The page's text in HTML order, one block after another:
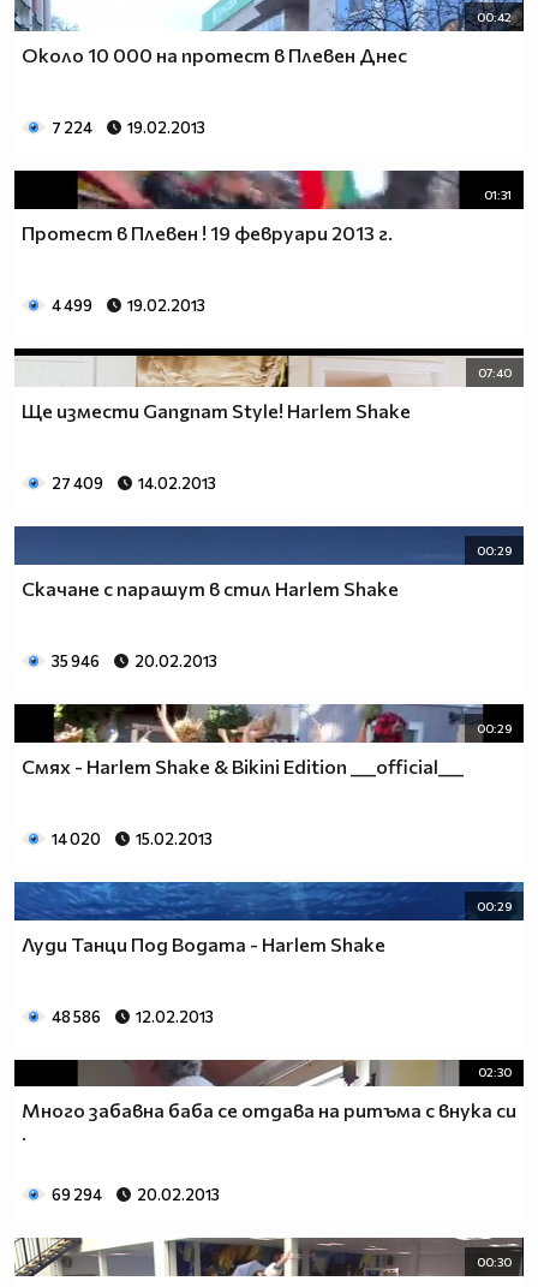
00:42
Около 10 000 на протест в Плевен Днес
7 224 19.02.2013
01:31
Протест в Плевен ! 19 февруари 2013 г.
4 499 19.02.2013
07:40
Ще измести Gangnam Style! Harlem Shake
27 409 14.02.2013
00:29
Скачане с парашут в стил Harlem Shake
35 946 20.02.2013
00:29
Смях - Harlem Shake & Bikini Edition ___official___
14 020 15.02.2013
00:29
Луди Танци Под Водата - Harlem Shake
48 586 12.02.2013
02:30
Много забавна баба се отдава на ритъма с внука си
.
69 294 20.02.2013
00:30